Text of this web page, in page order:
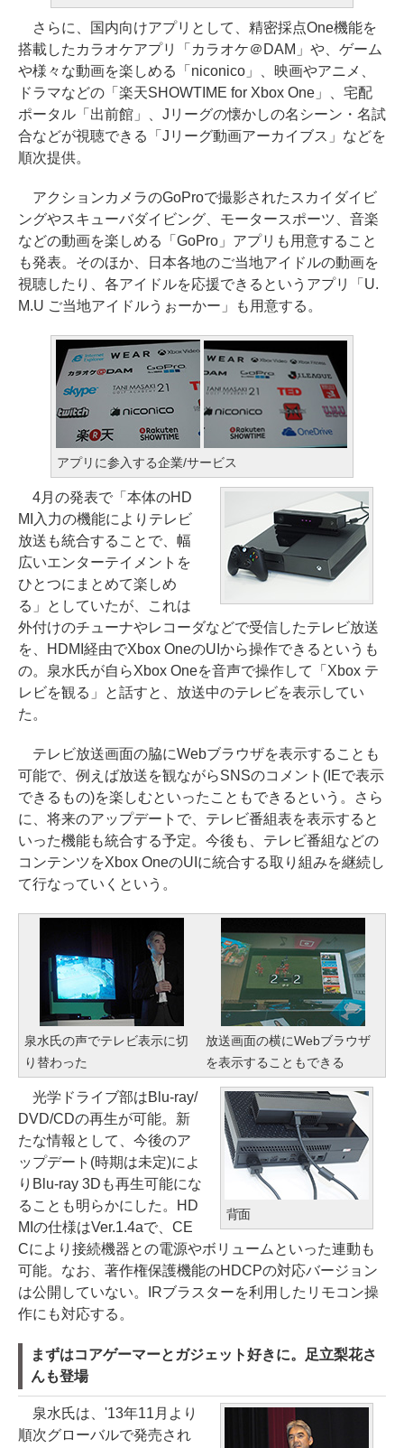
さらに、国内向けアプリとして、精密採点One機能を
搭載したカラオケアプリ「カラオケ＠DAM」や、ゲーム
や様々な動画を楽しめる「niconico」、映画やアニメ、
ドラマなどの「楽天SHOWTIME for Xbox One」、宅配
ポータル「出前館」、Jリーグの懐かしの名シーン・名試
合などが視聴できる「Jリーグ動画アーカイブス」などを
順次提供。
アクションカメラのGoProで撮影されたスカイダイビ
ングやスキューバダイビング、モータースポーツ、音楽
などの動画を楽しめる「GoPro」アプリも用意すること
も発表。そのほか、日本各地のご当地アイドルの動画を
視聴したり、各アイドルを応援できるというアプリ「U.
M.U ご当地アイドルうぉーかー」も用意する。
アプリに参入する企業/サービス
4月の発表で「本体のHD
MI入力の機能によりテレビ
放送も統合することで、幅
広いエンターテイメントを
ひとつにまとめて楽しめ
る」としていたが、これは
外付けのチューナやレコーダなどで受信したテレビ放送
を、HDMI経由でXbox OneのUIから操作できるというも
の。泉水氏が自らXbox Oneを音声で操作して「Xbox テ
レビを観る」と話すと、放送中のテレビを表示してい
た。
テレビ放送画面の脇にWebブラウザを表示することも
可能で、例えば放送を観ながらSNSのコメント(IEで表示
できるもの)を楽しむといったこともできるという。さら
に、将来のアップデートで、テレビ番組表を表示すると
いった機能も統合する予定。今後も、テレビ番組などの
コンテンツをXbox OneのUIに統合する取り組みを継続し
て行なっていくという。
泉水氏の声でテレビ表示に切
り替わった
放送画面の横にWebブラウザ
を表示することもできる
背面
光学ドライブ部はBlu-ray/
DVD/CDの再生が可能。新
たな情報として、今後のア
ップデート(時期は未定)によ
りBlu-ray 3Dも再生可能にな
ることも明らかにした。HD
MIの仕様はVer.1.4aで、CE
Cにより接続機器との電源やボリュームといった連動も
可能。なお、著作権保護機能のHDCPの対応バージョン
は公開していない。IRブラスターを利用したリモコン操
作にも対応する。
まずはコアゲーマーとガジェット好きに。足立梨花さ
んも登場
泉水氏は、'13年11月より
順次グローバルで発売され